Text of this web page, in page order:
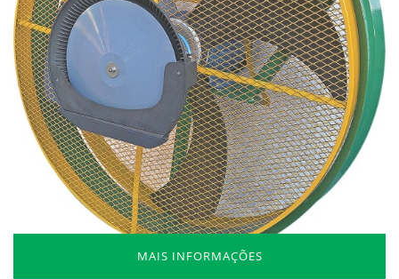
MAIS INFORMAÇÕES